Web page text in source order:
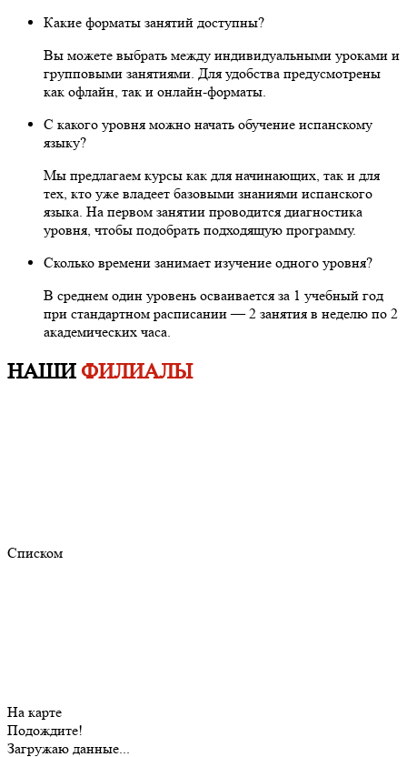
Какие форматы занятий доступны?
Вы можете выбрать между индивидуальными уроками и
групповыми занятиями. Для удобства предусмотрены
как офлайн, так и онлайн-форматы.
С какого уровня можно начать обучение испанскому
языку?
Мы предлагаем курсы как для начинающих, так и для
тех, кто уже владеет базовыми знаниями испанского
языка. На первом занятии проводится диагностика
уровня, чтобы подобрать подходящую программу.
Сколько времени занимает изучение одного уровня?
В среднем один уровень осваивается за 1 учебный год
при стандартном расписании — 2 занятия в неделю по 2
академических часа.
НАШИ ФИЛИАЛЫ
Списком
На карте
Подождите!
Загружаю данные...